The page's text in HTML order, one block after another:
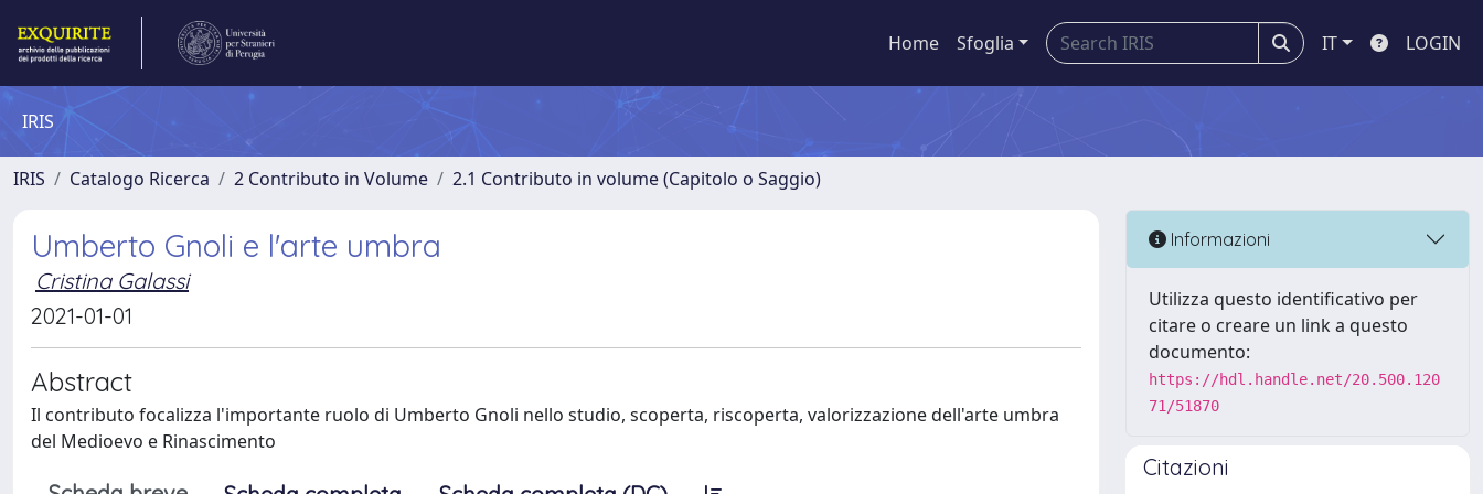
Home Sfoglia IT LOGIN
IRIS
IRIS Catalogo Ricerca 2 Contributo in Volume 2.1 Contributo in volume (Capitolo o Saggio)
Umberto Gnoli e l'arte umbra
Cristina Galassi
2021-01-01
Abstract
Il contributo focalizza l'importante ruolo di Umberto Gnoli nello studio, scoperta, riscoperta, valorizzazione dell'arte umbra
del Medioevo e Rinascimento
Informazioni
Utilizza questo identificativo per
citare o creare un link a questo
documento:
https://hdl.handle.net/20.500.120
71/51870
Citazioni